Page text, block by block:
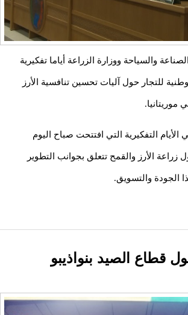
والسياحة ووزارة الزراعة أياما تفكيرية
للتجار حول آليات تحسين تنافسية الأرز
موريتانيا.
التفكيرية التي افتتحت صباح اليوم
الأرز والقمح تتعلق بجوانب التطوير
الجودة والتسويق.
قطاع الصيد بنواذيبو